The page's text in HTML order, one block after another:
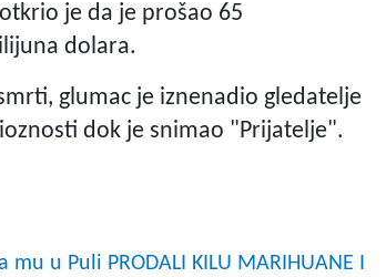
je da je prošao 65
dolara.
glumac je iznenadio gledatelje
dok je snimao "Prijatelje".
u Puli PRODALI KILU MARIHUANE I